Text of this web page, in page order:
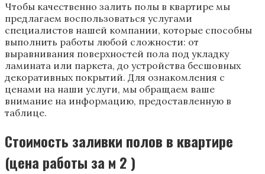
Чтобы качественно залить полы в квартире мы
предлагаем воспользоваться услугами
специалистов нашей компании, которые способны
выполнить работы любой сложности: от
выравнивания поверхностей пола под укладку
ламината или паркета, до устройства бесшовных
декоративных покрытий. Для ознакомления с
ценами на наши услуги, мы обращаем ваше
внимание на информацию, предоставленную в
таблице.
Стоимость заливки полов в квартире
(цена работы за м 2 )